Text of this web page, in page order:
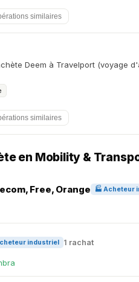
similaires
Deem à Travelport (voyage
similaires
en Mobility &
Free, Orange 🏭 Acheteur
industriel 1 rachat